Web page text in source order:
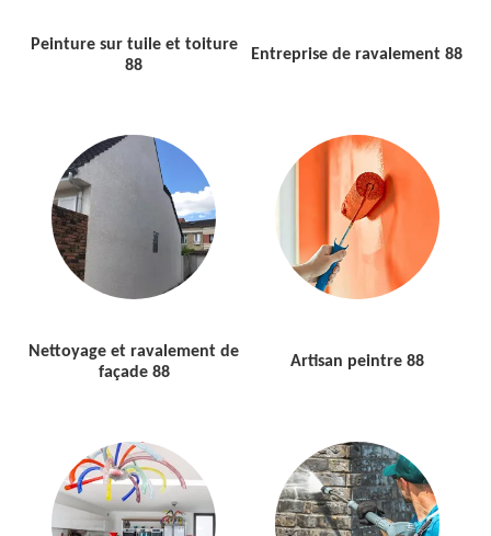
Peinture sur tuile et toiture
88
Entreprise de ravalement 88
Nettoyage et ravalement de
façade 88
Artisan peintre 88